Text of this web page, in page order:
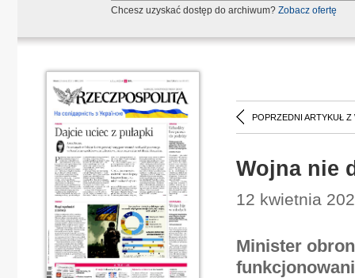
Chcesz uzyskać dostęp do archiwum? Zobacz ofertę
POPRZEDNI ARTYKUŁ Z
Wojna nie
12 kwietnia
Minister